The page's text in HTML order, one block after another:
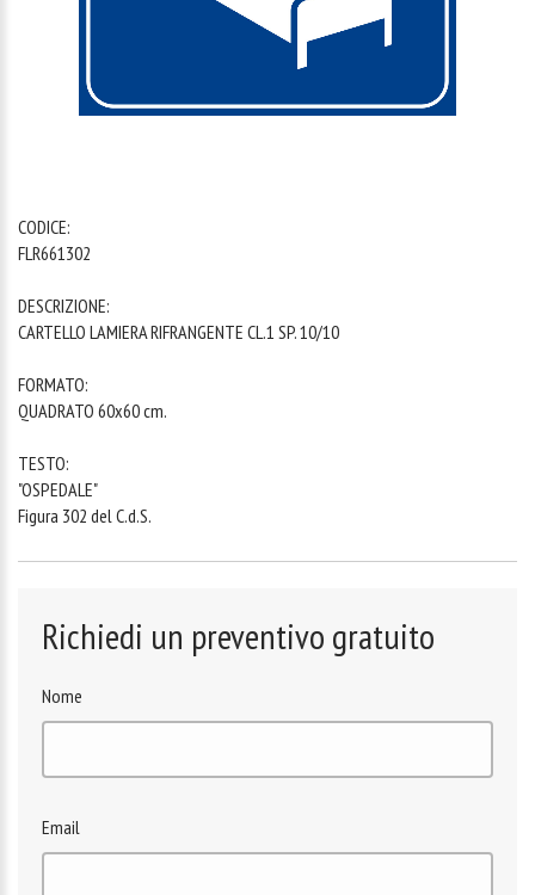
CODICE:
FLR661302
DESCRIZIONE:
CARTELLO LAMIERA RIFRANGENTE CL.1 SP. 10/10
FORMATO:
QUADRATO 60x60 cm.
TESTO:
"OSPEDALE"
Figura 302 del C.d.S.
Richiedi un preventivo gratuito
Nome
Email